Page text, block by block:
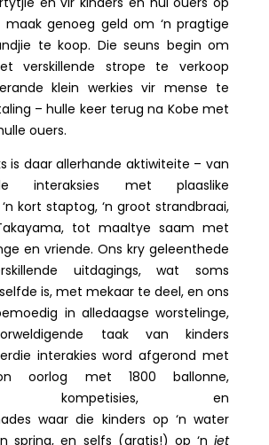
genoeg geld om ‘n pragtige
te koop. Die seuns begin om
verskillende strope te verkoop
klein werkies vir mense te
– hulle keer terug na Kobe met
ouers.
is daar allerhande aktiwiteite – van
interaksies met plaaslike
kort staptog, ‘n groot strandbraai,
tot maaltye saam met
en vriende. Ons kry geleenthede
uitdagings, wat soms
is, met mekaar te deel, en ons
in alledaagse worstelinge,
taak van kinders
interakies word afgerond met
oorlog met 1800 ballonne,
kompetisies, en
waar die kinders op ‘n water
spring, en selfs (gratis!) op ‘n jet